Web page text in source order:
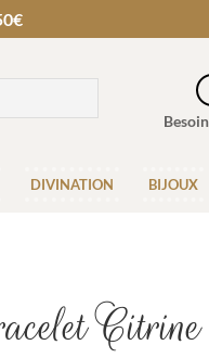
DIVINATION BIJOUX